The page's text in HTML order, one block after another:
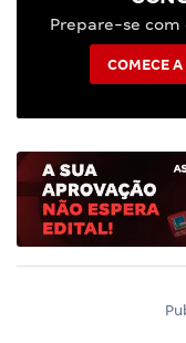
Prepare-se
COMECE